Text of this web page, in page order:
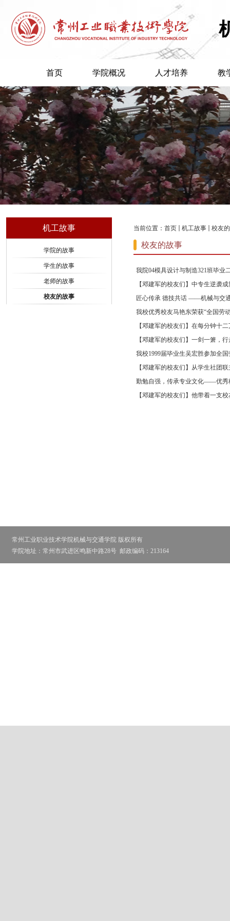
首页 学院概况 人才培养 教
机工故事
学院的故事
学生的故事
老师的故事
校友的故事
当前位置： 首页 机工故事 校友
校友的故事
我院04模具设计与制造321班毕业
【邓建军的校友们】中专生逆袭
匠心传承 德技共话 ——机械与交
我校优秀校友马艳东荣获“全国劳
【邓建军的校友们】在每分钟十
【邓建军的校友们】一剑一箫，
我校1999届毕业生吴宏胜参加全
【邓建军的校友们】从学生社团
勤勉自强，传承专业文化——优秀
【邓建军的校友们】他带着一支
常州工业职业技术学院机械与交通学院 版权所有
学院地址：常州市武进区鸣新中路28号 邮政编码：213164